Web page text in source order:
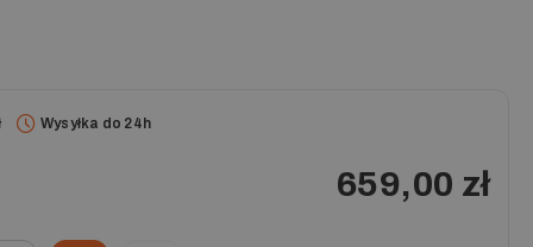
Wysyłka do 24h
659,00 zł